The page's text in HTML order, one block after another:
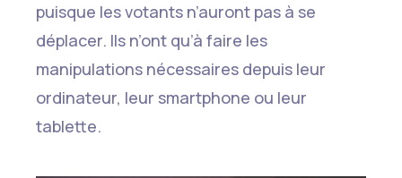
puisque les votants n’auront pas à se
déplacer. Ils n’ont qu’à faire les
manipulations nécessaires depuis leur
ordinateur, leur smartphone ou leur
tablette.